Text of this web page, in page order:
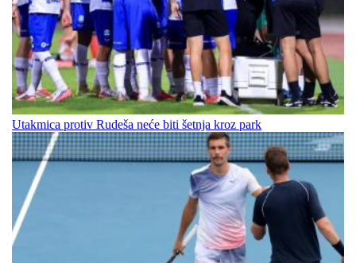
Utakmica protiv Rudeša neće biti šetnja kroz park